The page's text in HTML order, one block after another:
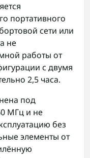
портативного
сети или
не
работы от
с двумя
2,5 часа.
под
МГц и не
без
элементы от